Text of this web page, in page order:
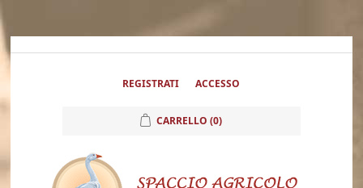
REGISTRATI ACCESSO
CARRELLO (0)